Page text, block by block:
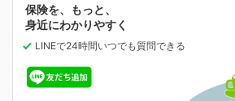
選ばれる理由・評判
ライフネット生命の特長
ライフネット生命が選ばれる理由がわか
女性保険
就業不能保険
就業不能状態に備える
お客さま情報の確認・変更
保険料の支払い方法の変更
中断したお申し込みの再開
お申し込み後の状況確認
減額・解約・追加契約の申し込み
業績・財務情報
保険金等の支払状況
保険相談サービス
よくあるご質問
保険を、もっと、
身近にわかりやすく
LINEで24時間いつでも質問できる